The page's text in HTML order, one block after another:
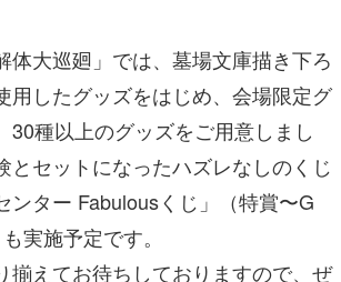
体大巡廻」では、墓場文庫描き下ろ
用したグッズをはじめ、会場限定グ
30種以上のグッズをご用意しまし
とセットになったハズレなしのくじ
ンター Fabulousくじ」（特賞〜G
実施予定です。
揃えてお待ちしておりますので、ぜ